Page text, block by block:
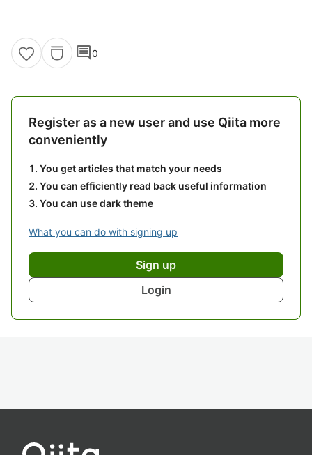
comment0
Register as a new user and use Qiita more
conveniently
You get articles that match your needs
You can efficiently read back useful information
You can use dark theme
What you can do with signing up
Sign up
Login